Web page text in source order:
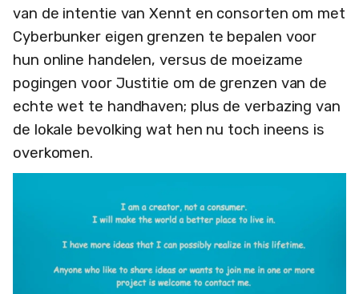
van de intentie van Xennt en consorten om met
Cyberbunker eigen grenzen te bepalen voor
hun online handelen, versus de moeizame
pogingen voor Justitie om de grenzen van de
echte wet te handhaven; plus de verbazing van
de lokale bevolking wat hen nu toch ineens is
overkomen.